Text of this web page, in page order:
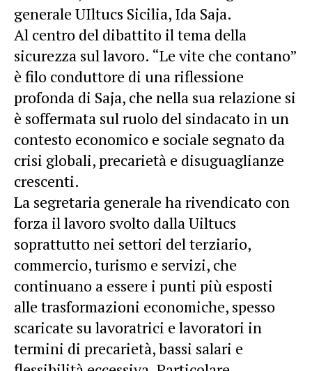
generale UIltucs Sicilia, Ida Saja.
Al centro del dibattito il tema della
sicurezza sul lavoro. “Le vite che contano”
è filo conduttore di una riflessione
profonda di Saja, che nella sua relazione si
è soffermata sul ruolo del sindacato in un
contesto economico e sociale segnato da
crisi globali, precarietà e disuguaglianze
crescenti.
La segretaria generale ha rivendicato con
forza il lavoro svolto dalla Uiltucs
soprattutto nei settori del terziario,
commercio, turismo e servizi, che
continuano a essere i punti più esposti
alle trasformazioni economiche, spesso
scaricate su lavoratrici e lavoratori in
termini di precarietà, bassi salari e